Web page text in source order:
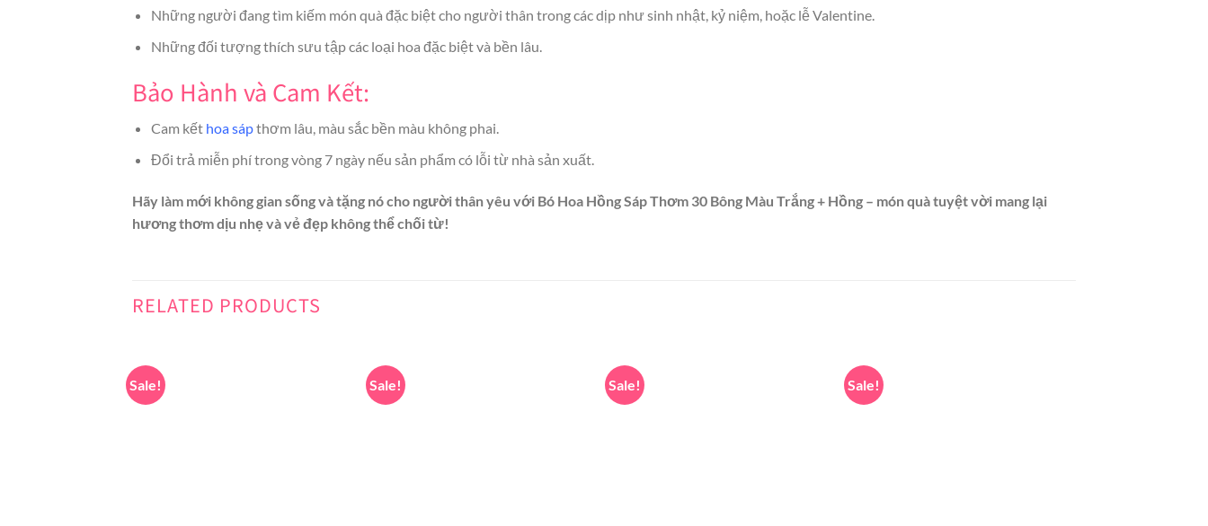
Những người đang tìm kiếm món quà đặc biệt cho người thân trong các dịp như sinh nhật, kỷ niệm, hoặc lễ Valentine.
Những đối tượng thích sưu tập các loại hoa đặc biệt và bền lâu.
Bảo Hành và Cam Kết:
Cam kết hoa sápthơm lâu, màu sắc bền màu không phai.
Đổi trả miễn phí trong vòng 7 ngày nếu sản phẩm có lỗi từ nhà sản xuất.
Hãy làm mới không gian sống và tặng nó cho người thân yêu với Bó Hoa Hồng Sáp Thơm 30 Bông Màu Trắng + Hồng – món quà tuyệt vời mang lại
hương thơm dịu nhẹ và vẻ đẹp không thể chối từ!
RELATED PRODUCTS
Sale! Sale! Sale! Sale!